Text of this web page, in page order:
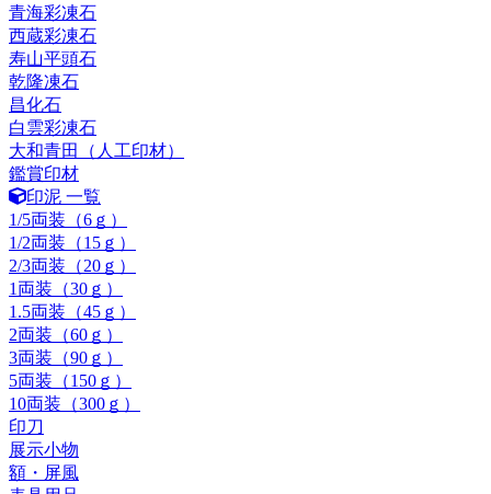
青海彩凍石
西蔵彩凍石
寿山平頭石
乾隆凍石
昌化石
白雲彩凍石
大和青田（人工印材）
鑑賞印材
印泥 一覧
1/5両装（6ｇ）
1/2両装（15ｇ）
2/3両装（20ｇ）
1両装（30ｇ）
1.5両装（45ｇ）
2両装（60ｇ）
3両装（90ｇ）
5両装（150ｇ）
10両装（300ｇ）
印刀
展示小物
額・屏風